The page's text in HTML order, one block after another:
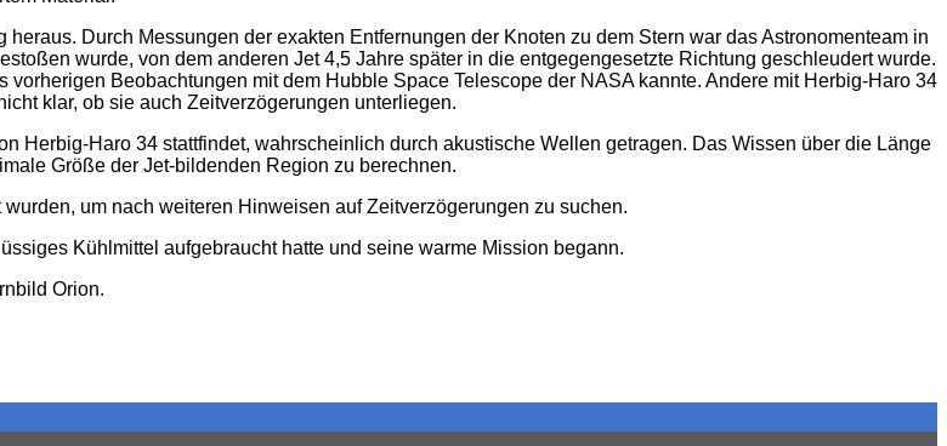
Durch Messungen der exakten Entfernungen der Knoten zu dem Stern war das Astronomenteam in
wurde, von dem anderen Jet 4,5 Jahre später in die entgegengesetzte Richtung geschleudert wurde.
Beobachtungen mit dem Hubble Space Telescope der NASA kannte. Andere mit Herbig-Haro 34
klar, ob sie auch Zeitverzögerungen unterliegen.
Herbig-Haro 34 stattfindet, wahrscheinlich durch akustische Wellen getragen. Das Wissen über die Länge
Größe der Jet-bildenden Region zu berechnen.
um nach weiteren Hinweisen auf Zeitverzögerungen zu suchen.
Kühlmittel aufgebraucht hatte und seine warme Mission begann.
Orion.